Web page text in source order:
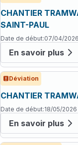
CHANTIER
SAINT-PAUL
Date de début:07/04/2026
En savoir plus
Déviation
CHANTIER
Date de début:18/05/2026
En savoir plus